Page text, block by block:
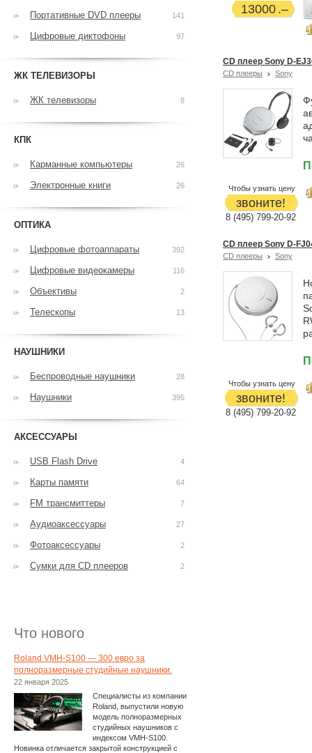
13000
CD плеер Sony D-
CD плееры Sony
Чтобы узнать цену
звоните!
8 (495) 799-20-92
CD плеер Sony D-
CD плееры Sony
Чтобы узнать цену
звоните!
8 (495) 799-20-92
Портативные DVD плееры 141
Цифровые диктофоны 97
ЖК ТЕЛЕВИЗОРЫ
ЖК телевизоры 8
КПК
Карманные компьютеры 26
Электронные книги 26
ОПТИКА
Цифровые фотоаппараты 392
Цифровые видеокамеры 116
Объективы 2
Телескопы 13
НАУШНИКИ
Беспроводные наушники 28
Наушники 395
АКСЕССУАРЫ
USB Flash Drive 4
Карты памяти 64
FM трансмиттеры 7
Аудиоаксессуары 27
Фотоаксессуары 2
Сумки для CD плееров 2
Что нового
Roland VMH-S100 — 300 евро за
полноразмерные студийные наушники.
22 января 2025
Специалисты из компании
Roland, выпустили новую
модель полноразмерных
студийных наушников с
индексом VMH-S100.
Новинка отличается закрытой конструкцией с